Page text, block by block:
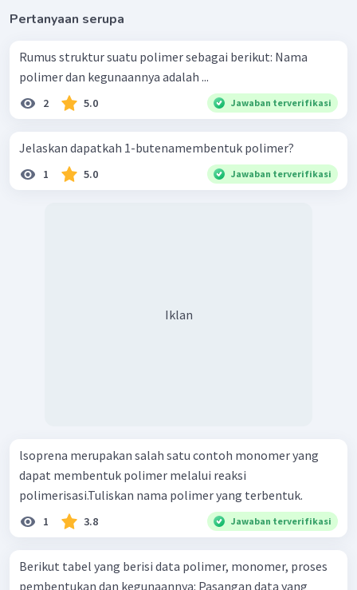
Pertanyaan serupa
Rumus struktur suatu polimer sebagai berikut: Nama
polimer dan kegunaannya adalah ...
2 5.0 Jawaban terverifikasi
Jelaskan dapatkah 1-butenamembentuk polimer?
1 5.0 Jawaban terverifikasi
Iklan
lsoprena merupakan salah satu contoh monomer yang
dapat membentuk polimer melalui reaksi
polimerisasi.Tuliskan nama polimer yang terbentuk.
1 3.8 Jawaban terverifikasi
Berikut tabel yang berisi data polimer, monomer, proses
pembentukan dan kegunaannya: Pasangan data yang